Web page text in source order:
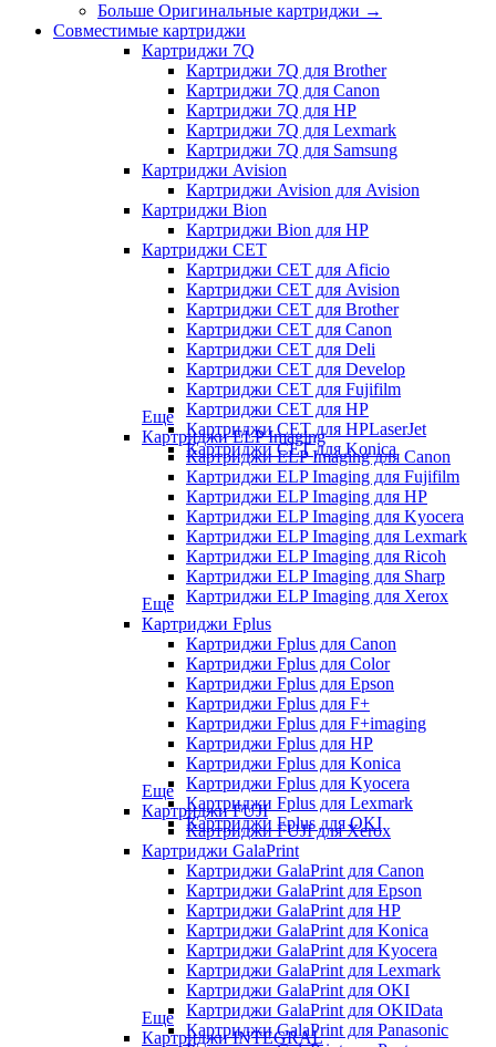
Больше Оригинальные картриджи →
Совместимые картриджи
Картриджи 7Q
Картриджи 7Q для Brother
Картриджи 7Q для Canon
Картриджи 7Q для HP
Картриджи 7Q для Lexmark
Картриджи 7Q для Samsung
Картриджи Avision
Картриджи Avision для Avision
Картриджи Bion
Картриджи Bion для HP
Картриджи CET
Картриджи CET для Aficio
Картриджи CET для Avision
Картриджи CET для Brother
Картриджи CET для Canon
Картриджи CET для Deli
Картриджи CET для Develop
Картриджи CET для Fujifilm
Картриджи CET для HP
Картриджи CET для HPLaserJet
Картриджи CET для Konica
Еще
Картриджи ELP Imaging
Картриджи ELP Imaging для Canon
Картриджи ELP Imaging для Fujifilm
Картриджи ELP Imaging для HP
Картриджи ELP Imaging для Kyocera
Картриджи ELP Imaging для Lexmark
Картриджи ELP Imaging для Ricoh
Картриджи ELP Imaging для Sharp
Картриджи ELP Imaging для Xerox
Еще
Картриджи Fplus
Картриджи Fplus для Canon
Картриджи Fplus для Color
Картриджи Fplus для Epson
Картриджи Fplus для F+
Картриджи Fplus для F+imaging
Картриджи Fplus для HP
Картриджи Fplus для Konica
Картриджи Fplus для Kyocera
Картриджи Fplus для Lexmark
Картриджи Fplus для OKI
Еще
Картриджи FUJI
Картриджи FUJI для Xerox
Картриджи GalaPrint
Картриджи GalaPrint для Canon
Картриджи GalaPrint для Epson
Картриджи GalaPrint для HP
Картриджи GalaPrint для Konica
Картриджи GalaPrint для Kyocera
Картриджи GalaPrint для Lexmark
Картриджи GalaPrint для OKI
Картриджи GalaPrint для OKIData
Картриджи GalaPrint для Panasonic
Еще
Картриджи INTEGRAL